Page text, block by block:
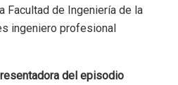
Facultad de Ingeniería de la
ingeniero profesional
del episodio